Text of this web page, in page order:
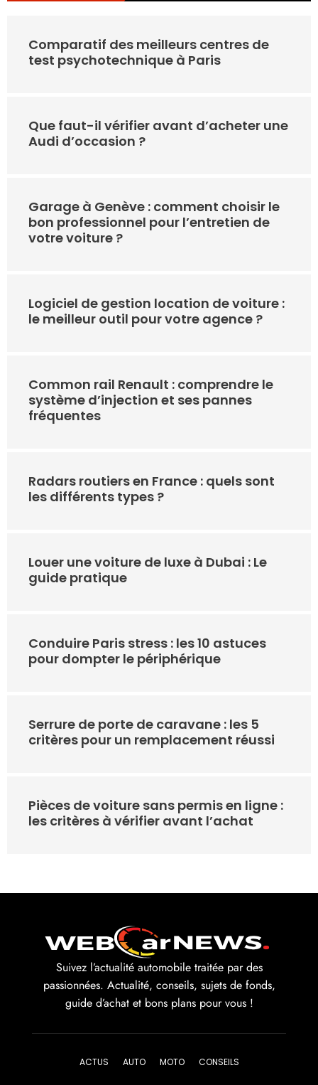
Comparatif des meilleurs centres de
test psychotechnique à Paris
Que faut-il vérifier avant d’acheter une
Audi d’occasion ?
Garage à Genève : comment choisir le
bon professionnel pour l’entretien de
votre voiture ?
Logiciel de gestion location de voiture :
le meilleur outil pour votre agence ?
Common rail Renault : comprendre le
système d’injection et ses pannes
fréquentes
Radars routiers en France : quels sont
les différents types ?
Louer une voiture de luxe à Dubai : Le
guide pratique
Conduire Paris stress : les 10 astuces
pour dompter le périphérique
Serrure de porte de caravane : les 5
critères pour un remplacement réussi
Pièces de voiture sans permis en ligne :
les critères à vérifier avant l’achat
Suivez l’actualité automobile traitée par des
passionnées. Actualité, conseils, sujets de fonds,
guide d’achat et bons plans pour vous !
ACTUS AUTO MOTO CONSEILS